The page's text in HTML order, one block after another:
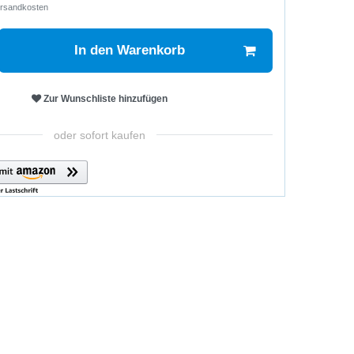
In den Warenkorb
Zur Wunschliste hinzufügen
oder sofort kaufen